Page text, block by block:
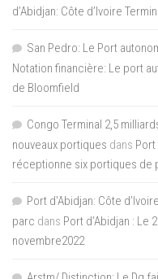
d’Abidjan: Côte d’Ivoire
San Pedro: Le Port
Notation financière: Le port
de Bloomfield
Congo Terminal 2,5
nouveaux portiques dans Port
réceptionne six portiques de
Port d'Abidjan: Côte
parc dans Port d’Abidjan :
novembre2022